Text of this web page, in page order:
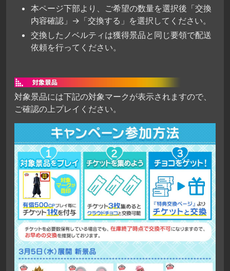
本ページ下部より、ご希望の数量を選択後「交換
内容確認」→「交換する」を選択してください。
交換したノベルティは獲得景品と同じ要領で配送
依頼を行ってください。
対象景品には下記の対象マークが表示されますので、
ご確認の上プレイください。